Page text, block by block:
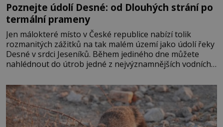
Poznejte údolí Desné: od Dlouhých strání po
termální prameny
Jen málokteré místo v České republice nabízí tolik
rozmanitých zážitků na tak malém území jako údolí řeky
Desné v srdci Jeseníků. Během jediného dne můžete
nahlédnout do útrob jedné z nejvýznamnějších vodních
se na koloběžce a den zakončit poznáváním památek ve
Velkých Losinách nebo v termálním